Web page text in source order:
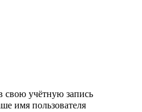
свою учётную запись
имя пользователя